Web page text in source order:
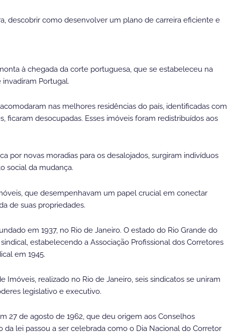
descobrir como desenvolver um plano de carreira eficiente e
à chegada da corte portuguesa, que se estabeleceu na
Portugal.
nas melhores residências do país, identificadas com
ficaram desocupadas. Esses imóveis foram redistribuídos aos
por novas moradias para os desalojados, surgiram indivíduos
social da mudança.
que desempenhavam um papel crucial em conectar
de suas propriedades.
em 1937, no Rio de Janeiro. O estado do Rio Grande do
estabelecendo a Associação Profissional dos Corretores
em 1945.
Imóveis, realizado no Rio de Janeiro, seis sindicatos se uniram
legislativo e executivo.
27 de agosto de 1962, que deu origem aos Conselhos
lei passou a ser celebrada como o Dia Nacional do Corretor